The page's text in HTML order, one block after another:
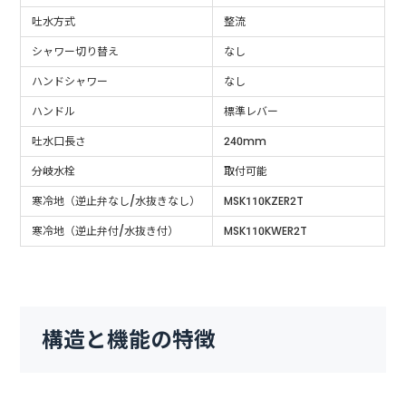
吐水方式
整流
シャワー切り替え
なし
ハンドシャワー
なし
ハンドル
標準レバー
吐水口長さ
240mm
分岐水栓
取付可能
寒冷地（逆止弁なし/水抜きなし）
MSK110KZER2T
寒冷地（逆止弁付/水抜き付）
MSK110KWER2T
構造と機能の特徴